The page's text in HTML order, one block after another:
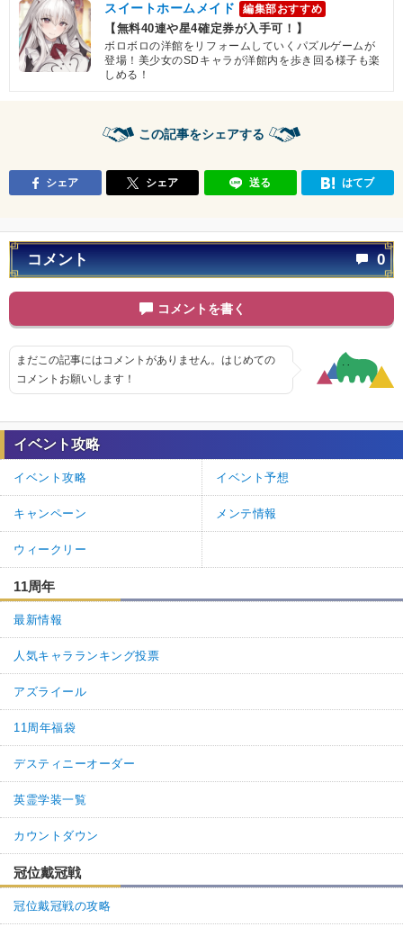
スイートホームメイド 編集部おすすめ
【無料40連や星4確定券が入手可！】
ボロボロの洋館をリフォームしていくパズルゲームが
登場！美少女のSDキャラが洋館内を歩き回る様子も楽
しめる！
この記事をシェアする
シェア シェア 送る はてブ
コメント 0
コメントを書く
まだこの記事にはコメントがありません。はじめての
コメントお願いします！
イベント攻略
イベント攻略 イベント予想
キャンペーン メンテ情報
ウィークリー
11周年
最新情報
人気キャラランキング投票
アズライール
11周年福袋
デスティニーオーダー
英霊学装一覧
カウントダウン
冠位戴冠戦
冠位戴冠戦の攻略